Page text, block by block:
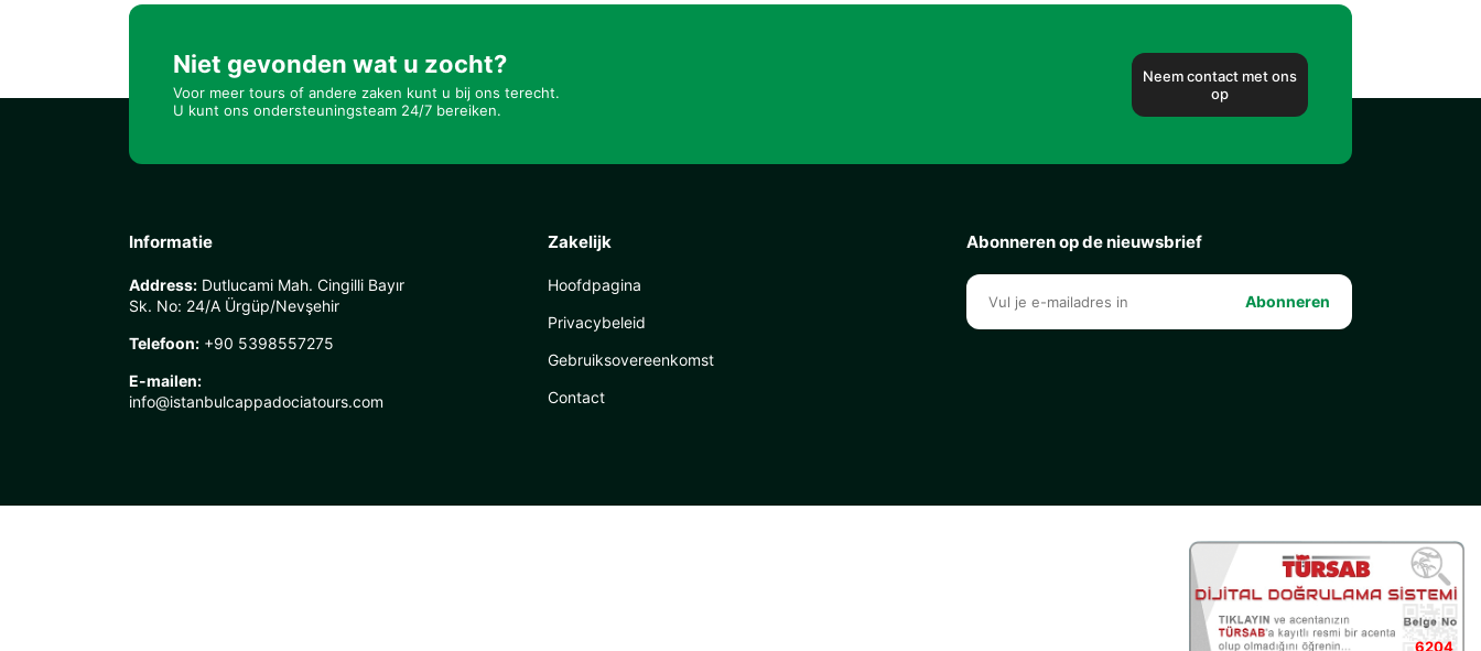
Niet gevonden wat u zocht?
Voor meer tours of andere zaken kunt u bij ons terecht.
U kunt ons ondersteuningsteam 24/7 bereiken.
Neem contact met ons
op
Informatie
Address: Dutlucami Mah. Cingilli Bayır
Sk. No: 24/A Ürgüp/Nevşehir
Telefoon: +90 5398557275
E-mailen:
info@istanbulcappadociatours.com
Zakelijk
Hoofdpagina
Privacybeleid
Gebruiksovereenkomst
Contact
Abonneren op de nieuwsbrief
Abonneren
6204